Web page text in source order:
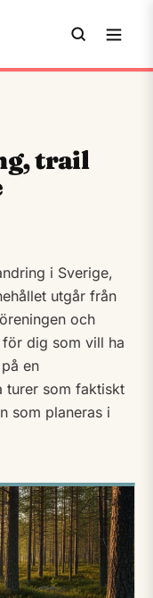
trail
i Sverige,
utgår från
och
för dig som vill ha
en
turer som faktiskt
som planeras i